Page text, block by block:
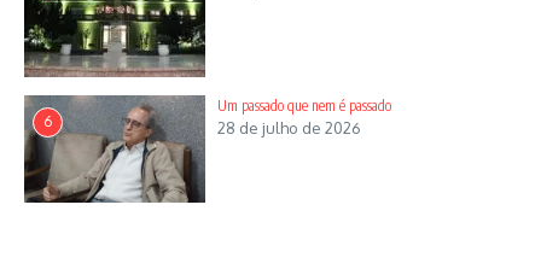
6
Um passado que nem é passado
28 de julho de 2026